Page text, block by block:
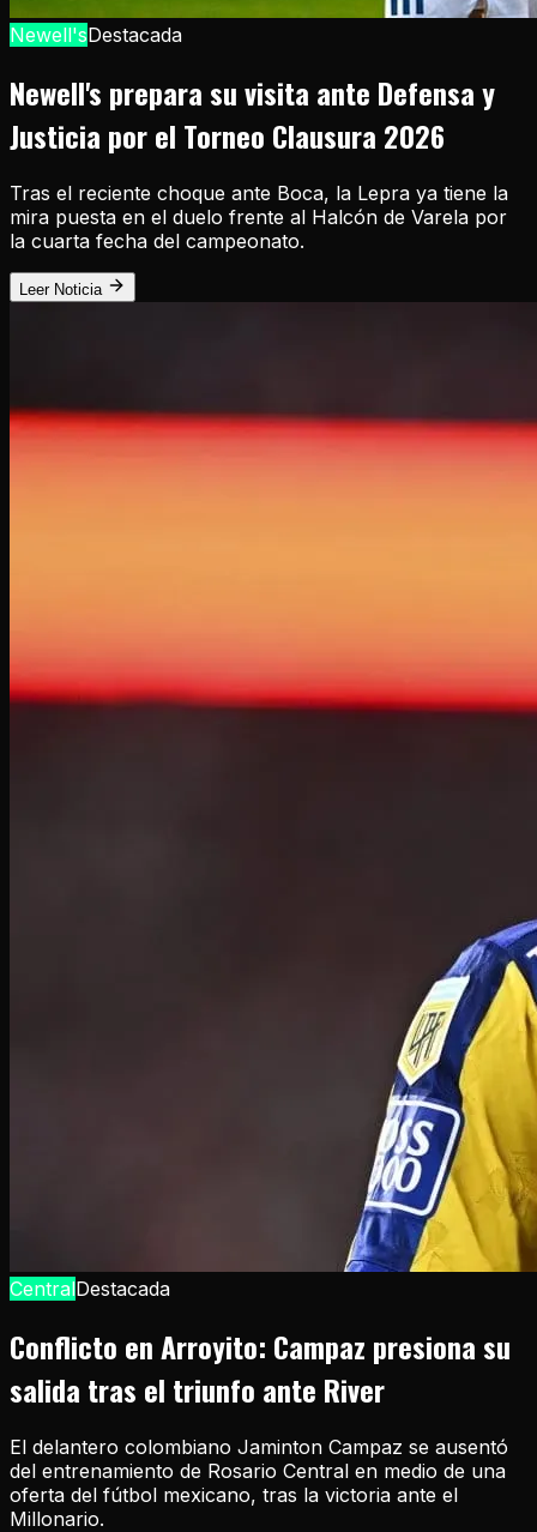
Newell'sDestacada
Newell's prepara su visita ante Defensa y
Justicia por el Torneo Clausura 2026
Tras el reciente choque ante Boca, la Lepra ya tiene la
mira puesta en el duelo frente al Halcón de Varela por
la cuarta fecha del campeonato.
Leer Noticia
CentralDestacada
Conflicto en Arroyito: Campaz presiona su
salida tras el triunfo ante River
El delantero colombiano Jaminton Campaz se ausentó
del entrenamiento de Rosario Central en medio de una
oferta del fútbol mexicano, tras la victoria ante el
Millonario.